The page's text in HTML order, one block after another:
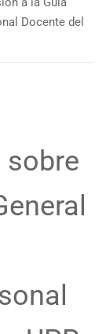
Docente del
sobre